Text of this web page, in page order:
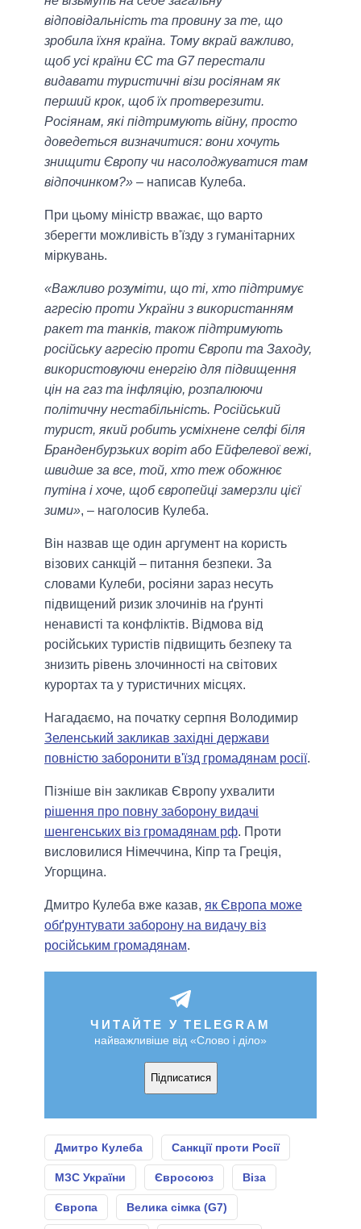
відповідальність та провину за те, що
зробила їхня країна. Тому вкрай важливо,
щоб усі країни ЄС та G7 перестали
видавати туристичні візи росіянам як
перший крок, щоб їх протверезити.
Росіянам, які підтримують війну, просто
доведеться визначитися: вони хочуть
знищити Європу чи насолоджуватися там
відпочинком?» – написав Кулеба.
При цьому міністр вважає, що варто
зберегти можливість в'їзду з гуманітарних
міркувань.
«Важливо розуміти, що ті, хто підтримує
агресію проти України з використанням
ракет та танків, також підтримують
російську агресію проти Європи та Заходу,
використовуючи енергію для підвищення
цін на газ та інфляцію, розпалюючи
політичну нестабільність. Російський
турист, який робить усміхнене селфі біля
Бранденбурзьких воріт або Ейфелевої вежі,
швидше за все, той, хто теж обожнює
путіна і хоче, щоб європейці замерзли цієї
зими», – наголосив Кулеба.
Він назвав ще один аргумент на користь
візових санкцій – питання безпеки. За
словами Кулеби, росіяни зараз несуть
підвищений ризик злочинів на ґрунті
ненависті та конфліктів. Відмова від
російських туристів підвищить безпеку та
знизить рівень злочинності на світових
курортах та у туристичних місцях.
Нагадаємо, на початку серпня Володимир
Зеленський закликав західні держави
повністю заборонити в'їзд громадянам росії.
Пізніше він закликав Європу ухвалити
рішення про повну заборону видачі
шенгенських віз громадянам рф. Проти
висловилися Німеччина, Кіпр та Греція,
Угорщина.
Дмитро Кулеба вже казав, як Європа може
обґрунтувати заборону на видачу віз
російським громадянам.
ЧИТАЙТЕ У TELEGRAM
найважливіше від «Слово і діло»
Підписатися
Дмитро Кулеба Санкції проти Росії
МЗС України Євросоюз Віза
Європа Велика сімка (G7)